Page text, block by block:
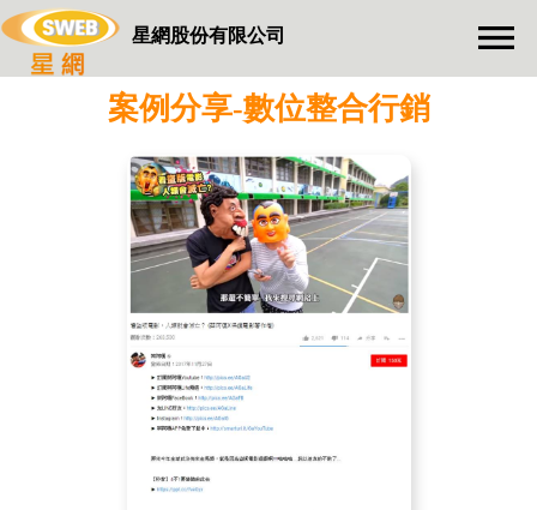
星網股份有限公司
案例分享-數位整合行銷